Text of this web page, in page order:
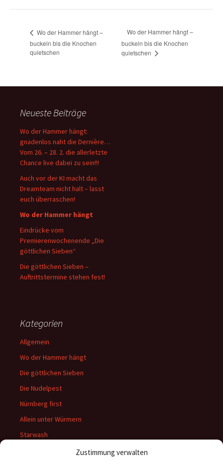
Zustimmung verwalten
Wo der Hammer hängt –
buckeln bis die Knochen
quietschen
Wo der Hammer hängt –
buckeln bis die Knochen
quietschen
Neueste Beiträge
Wo der Hammer hängt:
gnadenlos naht die Dernière…
Vom 26. – 28. 2. die allerletzte
Chance live dabei zu sein!!!
Auch vor der KI macht das
Dreamteam nicht halt – lasst
euch überraschen!
Wo der Hammer hängt
Eindrücke vom
Premierenwochenende „Die
göttlichen Sieben“
Die göttlichen Sieben –
Auftrittstermine stehen fest!
Kategorien
Allgemein
Wo der Hammer hängt
Die göttlichen Sieben
Die Nudelpest
Nürnberg first
Allein unter Würmern
Starwash
Wenn die Pariser platzen